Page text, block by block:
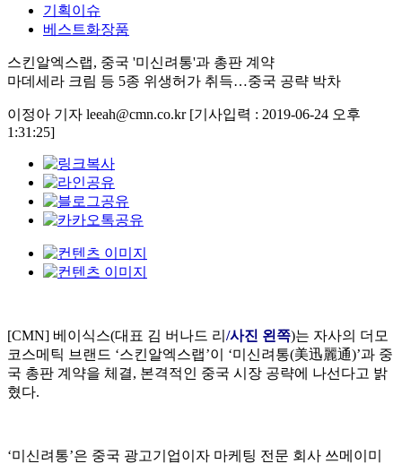
기획이슈
베스트화장품
스킨알엑스랩, 중국 '미신려통'과 총판 계약
마데세라 크림 등 5종 위생허가 취득…중국 공략 박차
이정아 기자 leeah@cmn.co.kr [기사입력 : 2019-06-24 오후
1:31:25]
[CMN] 베이식스(대표 김 버나드 리 /사진 왼쪽)는 자사의 더모
코스메틱 브랜드 ‘스킨알엑스랩’이 ‘미신려통(美迅麗通)’과 중
국 총판 계약을 체결, 본격적인 중국 시장 공략에 나선다고 밝
혔다.
‘미신려통’은 중국 광고기업이자 마케팅 전문 회사 쓰메이미